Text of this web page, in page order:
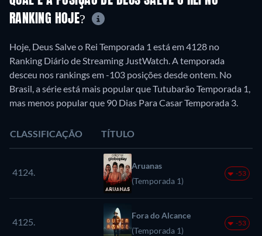
RANKING HOJE?
Hoje, Deus Salve o Rei Temporada 1 está em 4128 no
Ranking Diário de Streaming JustWatch. A temporada
desceu nos rankings em -103 posições desde ontem. No
Brasil, a série está mais popular que Tutubarão Temporada 1,
mas menos popular que 90 Dias Para Casar Temporada 3.
CLASSIFICAÇÃO TÍTULO
4124.
Aruanas
(Temporada 1)
-53
4125.
Fora do Alcance
(Temporada 1)
-53